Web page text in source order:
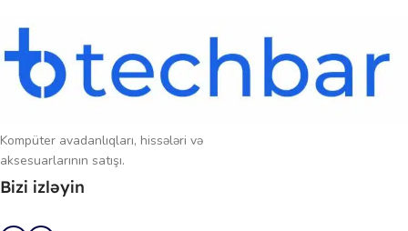
Kompüter avadanlıqları, hissələri və
aksesuarlarının satışı.
Bizi izləyin